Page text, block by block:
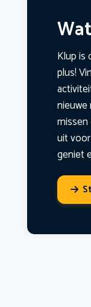
Klup is
plus!
uit
geniet